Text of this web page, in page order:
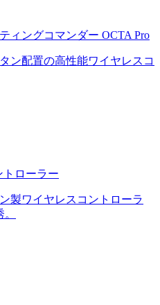
ィングコマンダー OCTA Pro
ン配置の高性能ワイヤレスコ
トローラー
製ワイヤレスコントローラ